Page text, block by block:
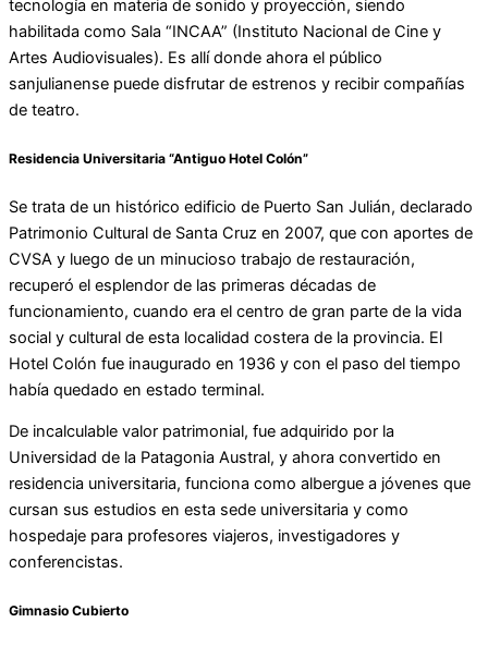
tecnología en materia de sonido y proyección, siendo
habilitada como Sala “INCAA” (Instituto Nacional de Cine y
Artes Audiovisuales). Es allí donde ahora el público
sanjulianense puede disfrutar de estrenos y recibir compañías
de teatro.
Residencia Universitaria “Antiguo Hotel Colón”
Se trata de un histórico edificio de Puerto San Julián, declarado
Patrimonio Cultural de Santa Cruz en 2007, que con aportes de
CVSA y luego de un minucioso trabajo de restauración,
recuperó el esplendor de las primeras décadas de
funcionamiento, cuando era el centro de gran parte de la vida
social y cultural de esta localidad costera de la provincia. El
Hotel Colón fue inaugurado en 1936 y con el paso del tiempo
había quedado en estado terminal.
De incalculable valor patrimonial, fue adquirido por la
Universidad de la Patagonia Austral, y ahora convertido en
residencia universitaria, funciona como albergue a jóvenes que
cursan sus estudios en esta sede universitaria y como
hospedaje para profesores viajeros, investigadores y
conferencistas.
Gimnasio Cubierto